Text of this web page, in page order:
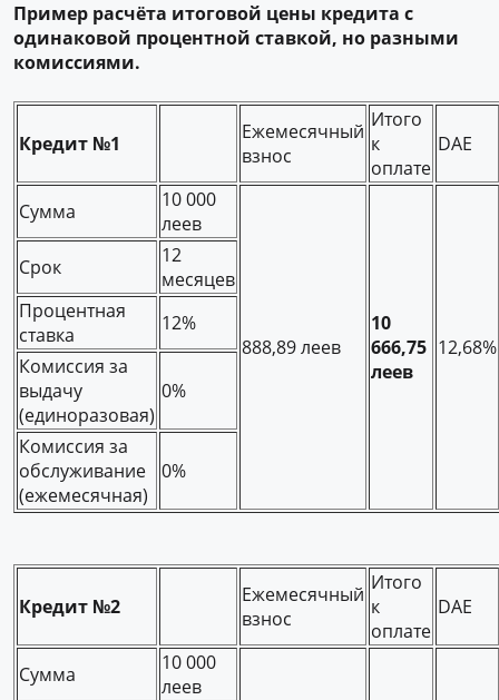
Пример расчёта итоговой цены кредита с
одинаковой процентной ставкой, но разными
комиссиями.
Кредит №1
Ежемесячный
взнос
Итого
к
оплате
DAE
Сумма
10 000
леев
888,89 леев
10
666,75
леев
12,68%
Срок
12
месяцев
Процентная
ставка
12%
Комиссия за
выдачу
(единоразовая)
0%
Комиссия за
обслуживание
(ежемесячная)
0%
Кредит №2
Ежемесячный
взнос
Итого
к
оплате
DAE
Сумма
10 000
леев